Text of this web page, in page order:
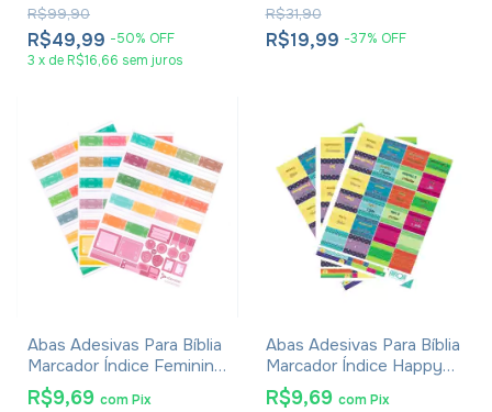
R$49,99 -50% OFF
R$99,90
3 x de R$16,66 sem juros
R$19,99 -37% OFF
R$31,90
Abas Adesivas Para Bíblia
Marcador Índice Feminino
Pacote Com 4
R$9,69 comPix
Abas Adesivas Para Bíblia
Marcador Índice Happy
Pacote Com 3
R$9,69 com Pix